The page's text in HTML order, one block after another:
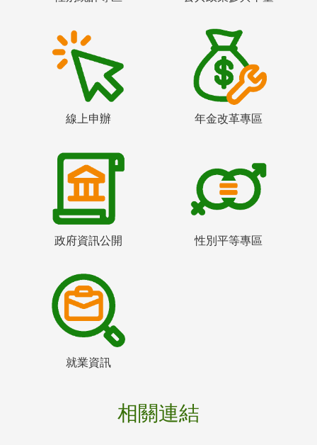
線上申辦 年金改革專區
政府資訊公開 性別平等專區
就業資訊
相關連結